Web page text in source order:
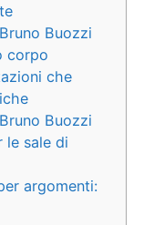
Buozzi
corpo
che
Buozzi
le sale di
argomenti: